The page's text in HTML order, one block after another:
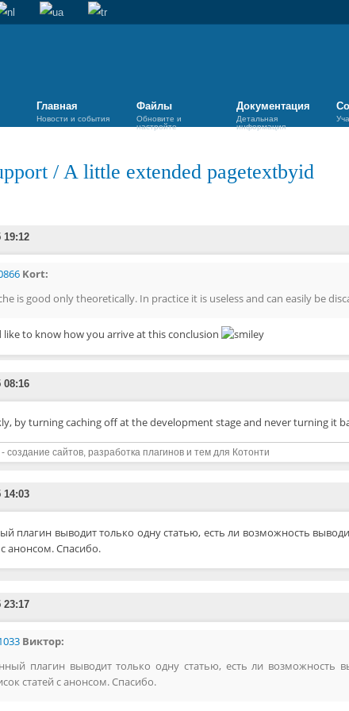
Главная
Новости и события
Файлы
Обновите и
настройте
Документация
Детальная
информация
/ A little extended pagetextbyid
19:12
Kort:
is good only theoretically. In practice it is useless and can easily be
like to know how you arrive at this conclusion
08:16
by turning caching off at the development stage and never turning it
создание сайтов, разработка плагинов и тем для Котонти
14:03
плагин выводит только одну статью, есть ли возможность
с анонсом. Спасибо.
23:17
Виктор:
плагин выводит только одну статью, есть ли возможность
статей с анонсом. Спасибо.